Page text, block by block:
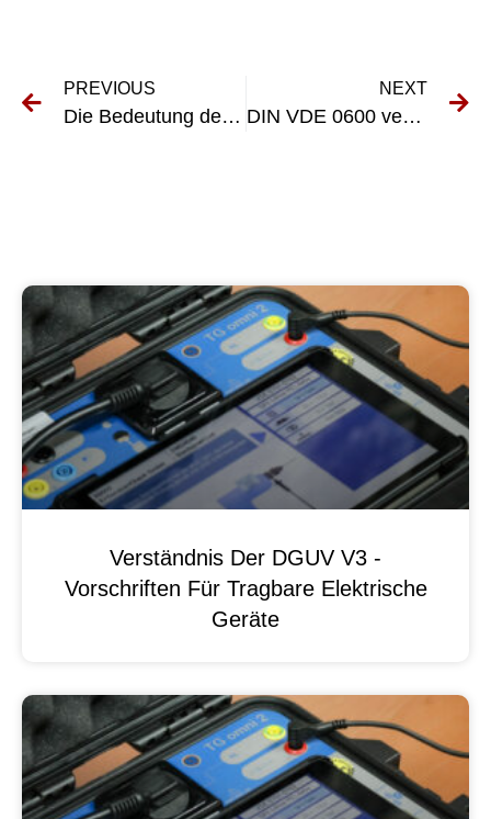
PREVIOUS
Die Bedeutung der Inspektion und Prüfung nach DIN VDE 0105 verstehen
NEXT
DIN VDE 0600 verstehen: Die Norm für Elektroinstallationen
Verständnis Der DGUV V3 -
Vorschriften Für Tragbare Elektrische
Geräte